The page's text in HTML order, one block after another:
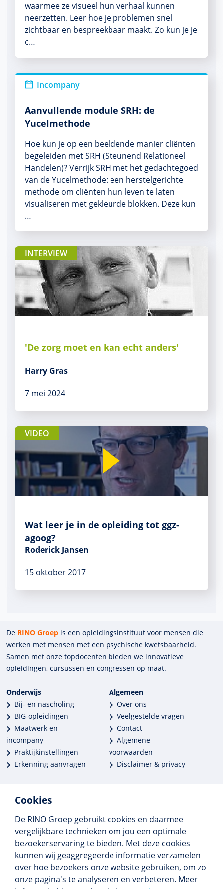
Cookies
De RINO Groep gebruikt cookies en daarmee
vergelijkbare technieken om jou een optimale
bezoekerservaring te bieden. Met deze cookies
kunnen wij geaggregeerde informatie verzamelen
over hoe bezoekers onze website gebruiken, om zo
onze pagina's te analyseren en verbeteren. Meer
waarmee ze visueel hun verhaal kunnen
neerzetten. Leer hoe je problemen snel
zichtbaar en bespreekbaar maakt. Zo kun je je
c…
Incompany
Aanvullende module SRH: de
Yucelmethode
Hoe kun je op een beeldende manier cliënten
begeleiden met SRH (Steunend Relationeel
Handelen)? Verrijk SRH met het gedachtegoed
van de Yucelmethode: een herstelgerichte
methode om cliënten hun leven te laten
visualiseren met gekleurde blokken. Deze kun
…
INTERVIEW
'De zorg moet en kan echt anders'
Harry Gras
7 mei 2024
VIDEO
Wat leer je in de opleiding tot ggz-
agoog?
Roderick Jansen
15 oktober 2017
De RINO Groep is een opleidings­insti­tuut voor mensen die
werken met mensen met een psychische kwets­baar­heid.
Samen met onze top­docenten bieden we innova­tieve
opleidingen, cursussen en congres­sen op maat.
Onderwijs
Bij- en nascholing
BIG-opleidingen
Maatwerk en
incompany
Praktijkinstellingen
Erkenning aanvragen
Algemeen
Over ons
Veelgestelde vragen
Contact
Algemene
voorwaarden
Disclaimer & privacy
Meer dan 250 opleidingen
Alle BIG-opleidingen in huis
Cedeo-erkend en CRKBO-geregistreerd
Gemiddelde beoordeling 8,4